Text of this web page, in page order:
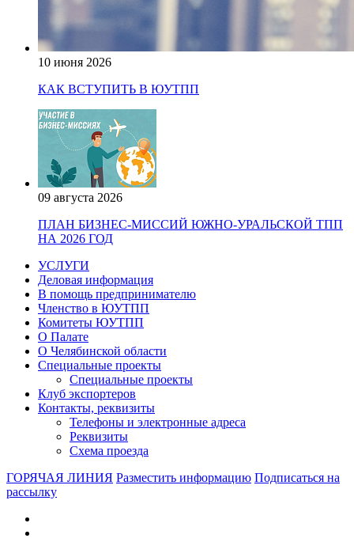
10 июня 2026
КАК ВСТУПИТЬ В ЮУТПП
09 августа 2026
ПЛАН БИЗНЕС-МИССИЙ ЮЖНО-УРАЛЬСКОЙ ТПП
НА 2026 ГОД
УСЛУГИ
Деловая информация
В помощь предпринимателю
Членство в ЮУТПП
Комитеты ЮУТПП
О Палате
О Челябинской области
Специальные проекты
Специальные проекты
Клуб экспортеров
Контакты, реквизиты
Телефоны и электронные адреса
Реквизиты
Схема проезда
ГОРЯЧАЯ ЛИНИЯ Разместить информацию Подписаться на
рассылку